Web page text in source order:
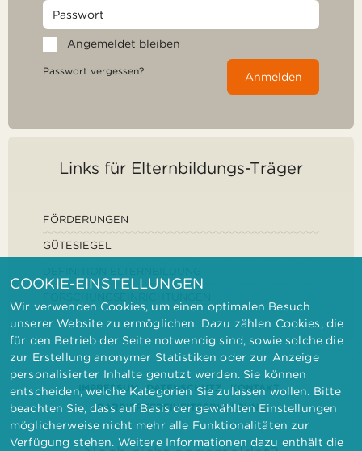
Angemeldet bleiben
Passwort vergessen? Anmelden
Links für Elternbildungs-Träger
FÖRDERUNGEN
GÜTESIEGEL
IMPRESSUM DATENSCHUTZ
KONTAKT
BARRIEREFREIHEITSERKLÄRUNG
COOKIE-EINSTELLUNGEN
Wir verwenden Cookies, um einen optimalen Besuch
unserer Website zu ermöglichen. Dazu zählen Cookies, die
für den Betrieb der Seite notwendig sind, sowie solche die
zur Erstellung anonymer Statistiken oder zur Anzeige
personalisierter Inhalte genutzt werden. Sie können
entscheiden, welche Kategorien Sie zulassen wollen. Bitte
beachten Sie, dass auf Basis der gewählten Einstellungen
möglicherweise nicht mehr alle Funktionalitäten zur
Verfügung stehen. Weitere Informationen dazu enthält die